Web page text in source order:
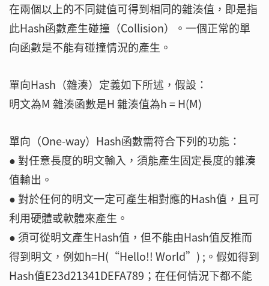
在兩個以上的不同鍵值可得到相同的雜湊值，即是指
此Hash函數產生碰撞（Collision）。一個正常的單
向函數是不能有碰撞情況的產生。
單向Hash（雜湊）定義如下所述，假設：
明文為M 雜湊函數是H 雜湊值為h = H(M)
單向（One-way）Hash函數需符合下列的功能：
● 對任意長度的明文輸入，須能產生固定長度的雜湊
值輸出。
● 對於任何的明文一定可產生相對應的Hash值，且可
利用硬體或軟體來產生。
● 須可從明文產生Hash值，但不能由Hash值反推而
得到明文，例如h=H(“Hello!! World”) ;。假如得到
Hash值E23d21341DEFA789；在任何情況下都不能